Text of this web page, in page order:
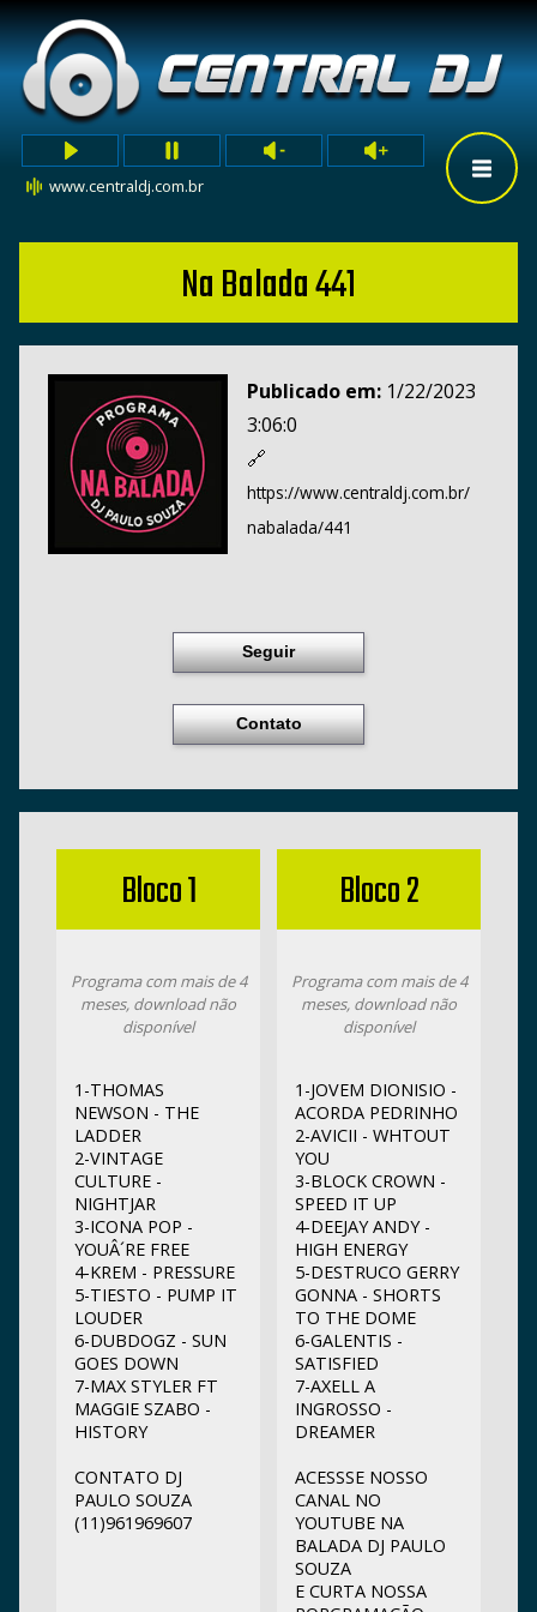
www.centraldj.com.br
Na Balada 441
Publicado em: 1/22/2023
3:06:0
🔗
https://www.centraldj.com.br/
nabalada/441
Seguir
Contato
Bloco 1
Programa com mais de 4
meses, download não
disponível
1-THOMAS
NEWSON - THE
LADDER
2-VINTAGE
CULTURE -
NIGHTJAR
3-ICONA POP -
YOUÂ´RE FREE
4-KREM - PRESSURE
5-TIESTO - PUMP IT
LOUDER
6-DUBDOGZ - SUN
GOES DOWN
7-MAX STYLER FT
MAGGIE SZABO -
HISTORY
CONTATO DJ
PAULO SOUZA
(11)961969607
Bloco 2
Programa com mais de 4
meses, download não
disponível
1-JOVEM DIONISIO -
ACORDA PEDRINHO
2-AVICII - WHTOUT
YOU
3-BLOCK CROWN -
SPEED IT UP
4-DEEJAY ANDY -
HIGH ENERGY
5-DESTRUCO GERRY
GONNA - SHORTS
TO THE DOME
6-GALENTIS -
SATISFIED
7-AXELL A
INGROSSO -
DREAMER
ACESSSE NOSSO
CANAL NO
YOUTUBE NA
BALADA DJ PAULO
SOUZA
E CURTA NOSSA